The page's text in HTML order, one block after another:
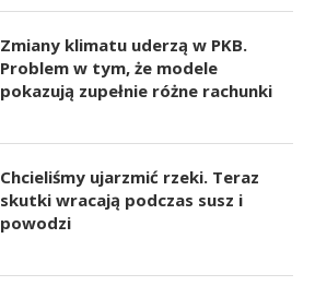
Zmiany klimatu uderzą w PKB.
Problem w tym, że modele
pokazują zupełnie różne rachunki
Chcieliśmy ujarzmić rzeki. Teraz
skutki wracają podczas susz i
powodzi